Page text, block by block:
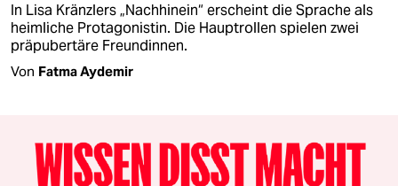
In Lisa Kränzlers „Nachhinein“ erscheint die Sprache als
heimliche Protagonistin. Die Hauptrollen spielen zwei
präpubertäre Freundinnen.
Von Fatma Aydemir